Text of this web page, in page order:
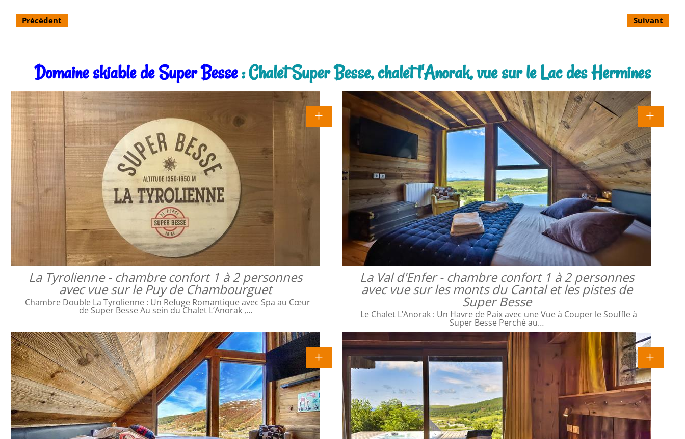
Précédent Suivant
Domaine skiable de Super Besse: Chalet Super Besse, chalet l'Anorak, vue sur le Lac des Hermines
La Tyrolienne - chambre confort 1 à 2 personnes
avec vue sur le Puy de Chambourguet
Chambre Double La Tyrolienne : Un Refuge Romantique avec Spa au Cœur
de Super Besse Au sein du Chalet L’Anorak ,…
La Val d'Enfer - chambre confort 1 à 2 personnes
avec vue sur les monts du Cantal et les pistes de
Super Besse
Le Chalet L’Anorak : Un Havre de Paix avec une Vue à Couper le Souffle à
Super Besse Perché au…